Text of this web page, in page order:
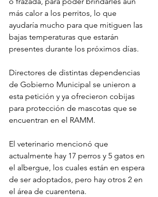
más calor a los perritos, lo que
ayudaría mucho para que mitiguen las
bajas temperaturas que estarán
presentes durante los próximos días.
Directores de distintas dependencias
de Gobierno Municipal se unieron a
esta petición y ya ofrecieron cobijas
para protección de mascotas que se
encuentran en el RAMM.
El veterinario mencionó que
actualmente hay 17 perros y 5 gatos en
el albergue, los cuales están en espera
de ser adoptados, pero hay otros 2 en
el área de cuarentena.